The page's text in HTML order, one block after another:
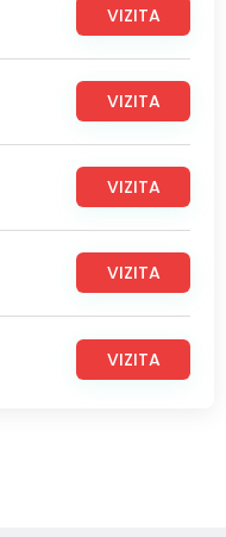
VIZITA
VIZITA
VIZITA
VIZITA
VIZITA